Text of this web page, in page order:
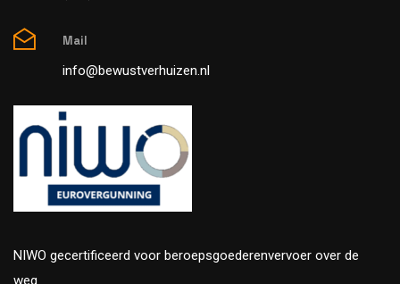
Mail
info@bewustverhuizen.nl
NIWO gecertificeerd voor beroepsgoederenvervoer over de
weg.